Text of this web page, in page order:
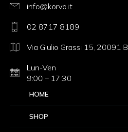
info@korvo.it
02 8717 8189
Via Giulio Grassi 15, 20091
Lun-Ven
9:00 – 17:30
HOME
SHOP